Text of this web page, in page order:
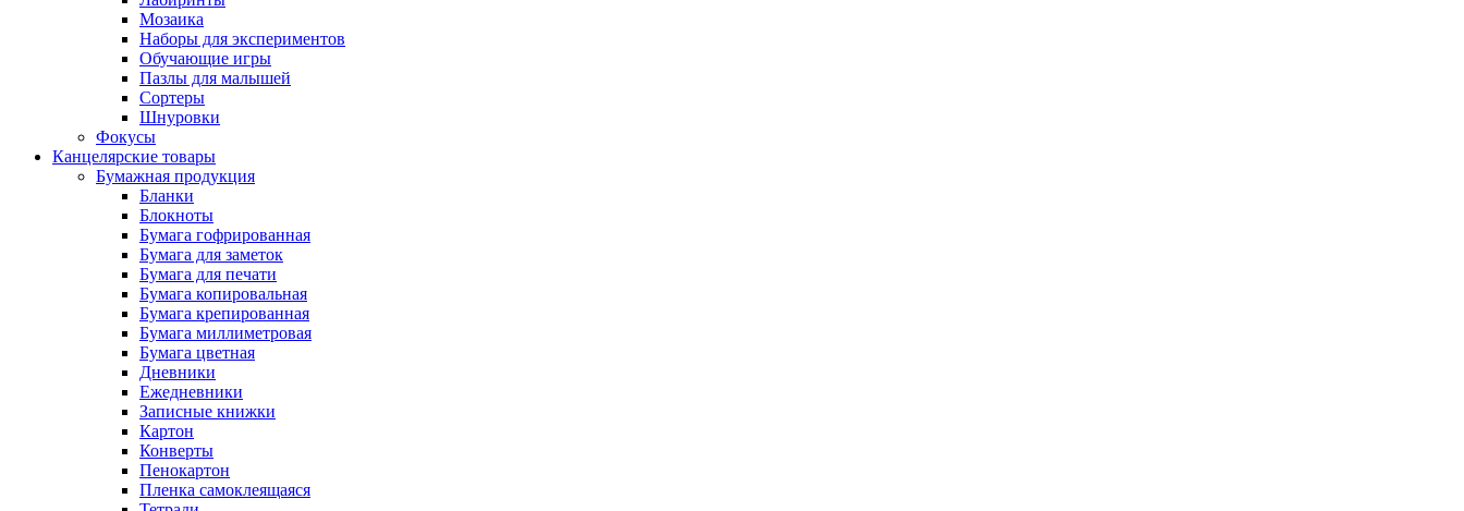
Мозаика
Наборы для экспериментов
Обучающие игры
Пазлы для малышей
Сортеры
Шнуровки
Фокусы
Канцелярские товары
Бумажная продукция
Бланки
Блокноты
Бумага гофрированная
Бумага для заметок
Бумага для печати
Бумага копировальная
Бумага крепированная
Бумага миллиметровая
Бумага цветная
Дневники
Ежедневники
Записные книжки
Картон
Конверты
Пенокартон
Пленка самоклеящаяся